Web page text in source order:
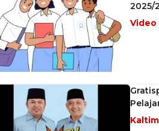
2025/
Video
Kaltim